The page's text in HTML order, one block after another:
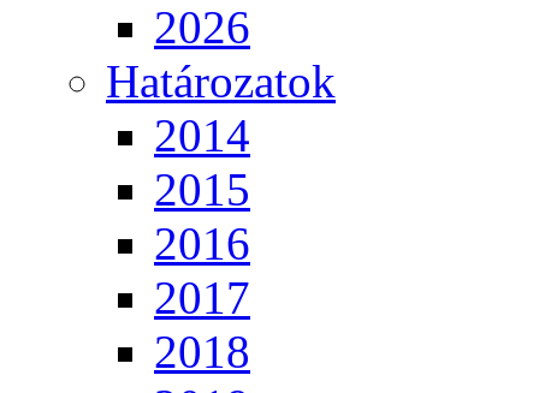
2026
Határozatok
2014
2015
2016
2017
2018